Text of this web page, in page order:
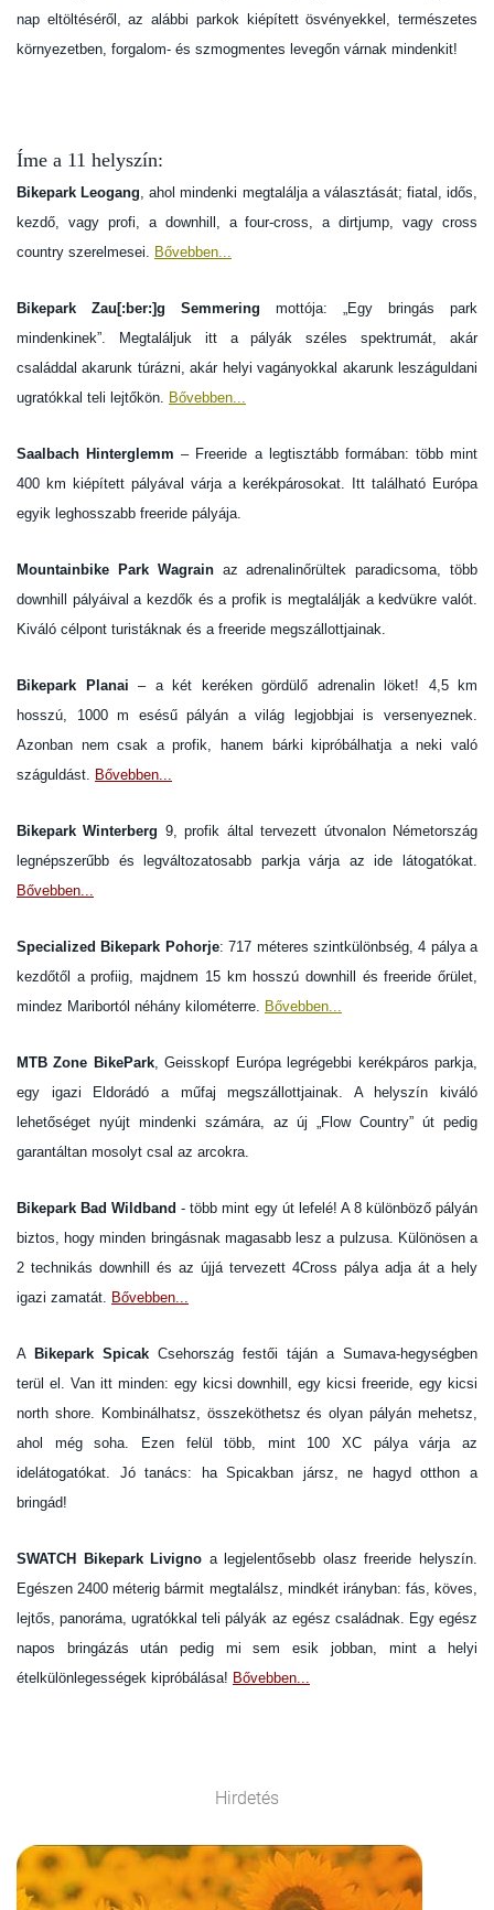
nap eltöltéséről, az alábbi parkok kiépített ösvényekkel, természetes
környezetben, forgalom- és szmogmentes levegőn várnak mindenkit!
Íme a 11 helyszín:
Bikepark Leogang, ahol mindenki megtalálja a választását; fiatal, idős,
kezdő, vagy profi, a downhill, a four-cross, a dirtjump, vagy cross
country szerelmesei. Bővebben...
Bikepark Zau[:ber:]g Semmering mottója: „Egy bringás park
mindenkinek”. Megtaláljuk itt a pályák széles spektrumát, akár
családdal akarunk túrázni, akár helyi vagányokkal akarunk leszáguldani
ugratókkal teli lejtőkön. Bővebben...
Saalbach Hinterglemm – Freeride a legtisztább formában: több mint
400 km kiépített pályával várja a kerékpárosokat. Itt található Európa
egyik leghosszabb freeride pályája.
Mountainbike Park Wagrainaz adrenalinőrültek paradicsoma, több
downhill pályáival a kezdők és a profik is megtalálják a kedvükre valót.
Kiváló célpont turistáknak és a freeride megszállottjainak.
Bikepark Planai – a két keréken gördülő adrenalin löket! 4,5 km
hosszú, 1000 m esésű pályán a világ legjobbjai is versenyeznek.
Azonban nem csak a profik, hanem bárki kipróbálhatja a neki való
száguldást. Bővebben...
Bikepark Winterberg 9, profik által tervezett útvonalon Németország
legnépszerűbb és legváltozatosabb parkja várja az ide látogatókat.
Bővebben...
Specialized Bikepark Pohorje: 717 méteres szintkülönbség, 4 pálya a
kezdőtől a profiig, majdnem 15 km hosszú downhill és freeride őrület,
mindez Maribortól néhány kilométerre. Bővebben...
MTB Zone BikePark, Geisskopf Európa legrégebbi kerékpáros parkja,
egy igazi Eldorádó a műfaj megszállottjainak. A helyszín kiváló
lehetőséget nyújt mindenki számára, az új „Flow Country” út pedig
garantáltan mosolyt csal az arcokra.
Bikepark Bad Wildband - több mint egy út lefelé! A 8 különböző pályán
biztos, hogy minden bringásnak magasabb lesz a pulzusa. Különösen a
2 technikás downhill és az újjá tervezett 4Cross pálya adja át a hely
igazi zamatát. Bővebben...
A Bikepark Spicak Csehország festői táján a Sumava-hegységben
terül el. Van itt minden: egy kicsi downhill, egy kicsi freeride, egy kicsi
north shore. Kombinálhatsz, összeköthetsz és olyan pályán mehetsz,
ahol még soha. Ezen felül több, mint 100 XC pálya várja az
idelátogatókat. Jó tanács: ha Spicakban jársz, ne hagyd otthon a
bringád!
SWATCH Bikepark Livigno a legjelentősebb olasz freeride helyszín.
Egészen 2400 méterig bármit megtalálsz, mindkét irányban: fás, köves,
lejtős, panoráma, ugratókkal teli pályák az egész családnak. Egy egész
napos bringázás után pedig mi sem esik jobban, mint a helyi
ételkülönlegességek kipróbálása! Bővebben...
Hirdetés